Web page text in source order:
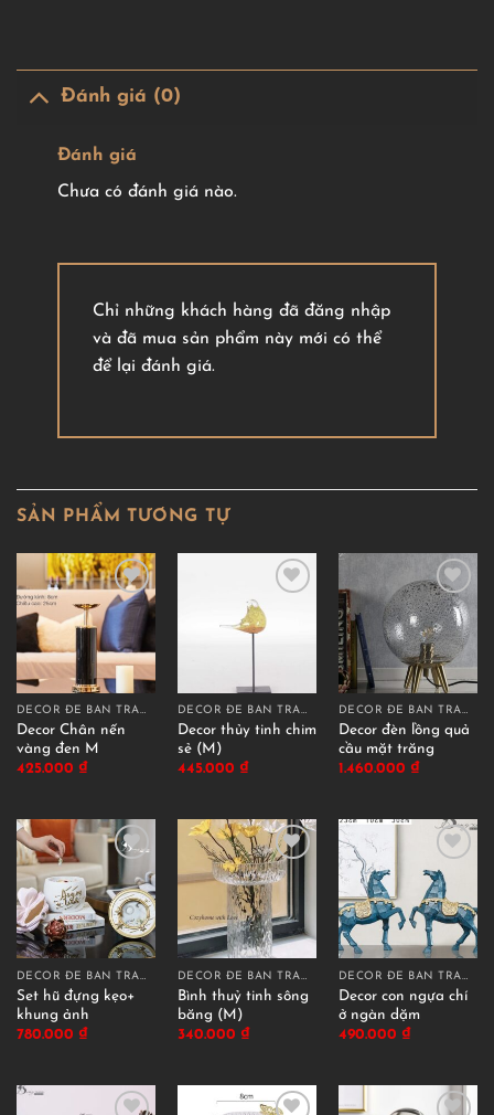
Đánh giá (0)
Đánh giá
Chưa có đánh giá nào.
Chỉ những khách hàng đã đăng nhập
và đã mua sản phẩm này mới có thể
để lại đánh giá.
SẢN PHẨM TƯƠNG TỰ
DECOR ĐỂ BÀN TRANG TRÍ
Decor Chân nến
vàng đen M
425.000 ₫
DECOR ĐỂ BÀN TRANG TRÍ
Decor thủy tinh chim
sẻ (M)
445.000 ₫
DECOR ĐỂ BÀN TRANG TRÍ
Decor đèn lồng quả
cầu mặt trăng
1.460.000 ₫
DECOR ĐỂ BÀN TRANG TRÍ
Set hũ đựng kẹo+
khung ảnh
780.000 ₫
DECOR ĐỂ BÀN TRANG TRÍ
Bình thuỷ tinh sông
băng (M)
340.000 ₫
DECOR ĐỂ BÀN TRANG TRÍ
Decor con ngựa chí
ở ngàn dặm
490.000 ₫